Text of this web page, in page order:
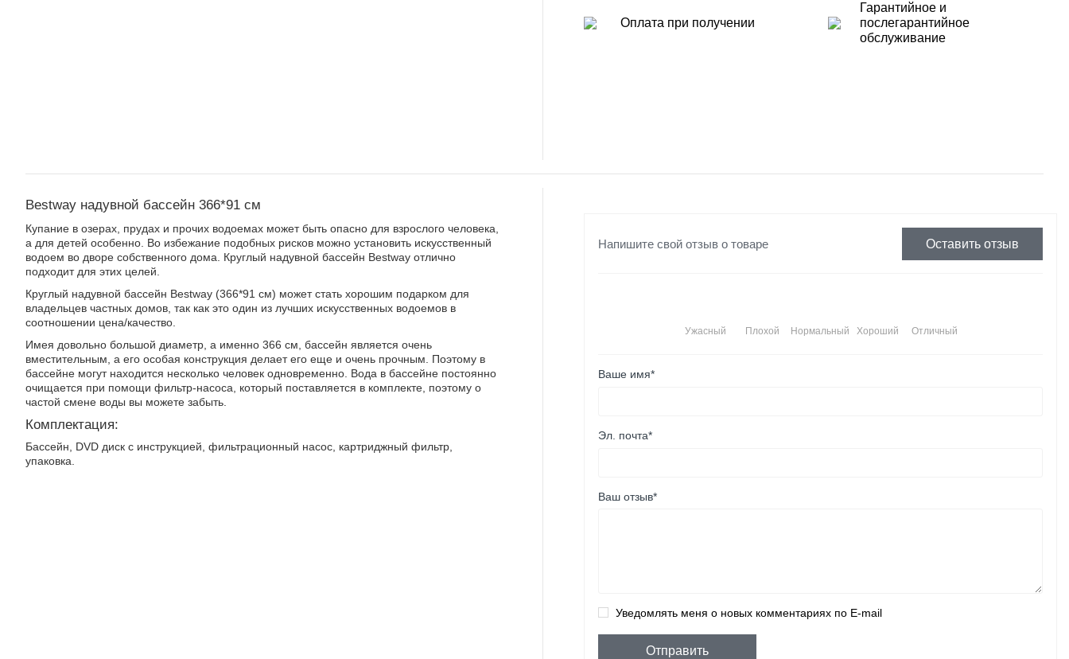
Оплата при получении
Гарантийное и
послегарантийное
обслуживание
Bestway надувной бассейн 366*91 см
Купание в озерах, прудах и прочих водоемах может быть опасно для взрослого человека,
а для детей особенно. Во избежание подобных рисков можно установить искусственный
водоем во дворе собственного дома. Круглый надувной бассейн Bestway отлично
подходит для этих целей.
Круглый надувной бассейн Bestway (366*91 см) может стать хорошим подарком для
владельцев частных домов, так как это один из лучших искусственных водоемов в
соотношении цена/качество.
Имея довольно большой диаметр, а именно 366 см, бассейн является очень
вместительным, а его особая конструкция делает его еще и очень прочным. Поэтому в
бассейне могут находится несколько человек одновременно. Вода в бассейне постоянно
очищается при помощи фильтр-насоса, который поставляется в комплекте, поэтому о
частой смене воды вы можете забыть.
Комплектация:
Бассейн, DVD диск с инструкцией, фильтрационный насос, картриджный фильтр,
упаковка.
Напишите свой отзыв о товаре Оставить отзыв
Отличный
Хороший
Нормальный
Плохой
Ужасный
Ваше имя*
Эл. почта*
Ваш отзыв*
Уведомлять меня о новых комментариях по E-mail
Отправить